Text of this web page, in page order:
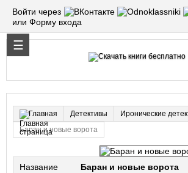
Войти через
или Форму входа
Главная Детективы
Иронические
Баран и новые ворота
Название Баран и новые ворота